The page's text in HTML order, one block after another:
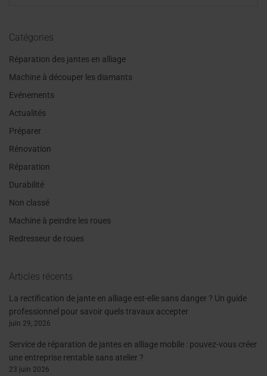
Catégories
Réparation des jantes en alliage
Machine à découper les diamants
Evénements
Actualités
Préparer
Rénovation
Réparation
Durabilité
Non classé
Machine à peindre les roues
Redresseur de roues
Articles récents
La rectification de jante en alliage est-elle sans danger ? Un guide
professionnel pour savoir quels travaux accepter
juin 29, 2026
Service de réparation de jantes en alliage mobile : pouvez-vous créer
une entreprise rentable sans atelier ?
23 juin 2026